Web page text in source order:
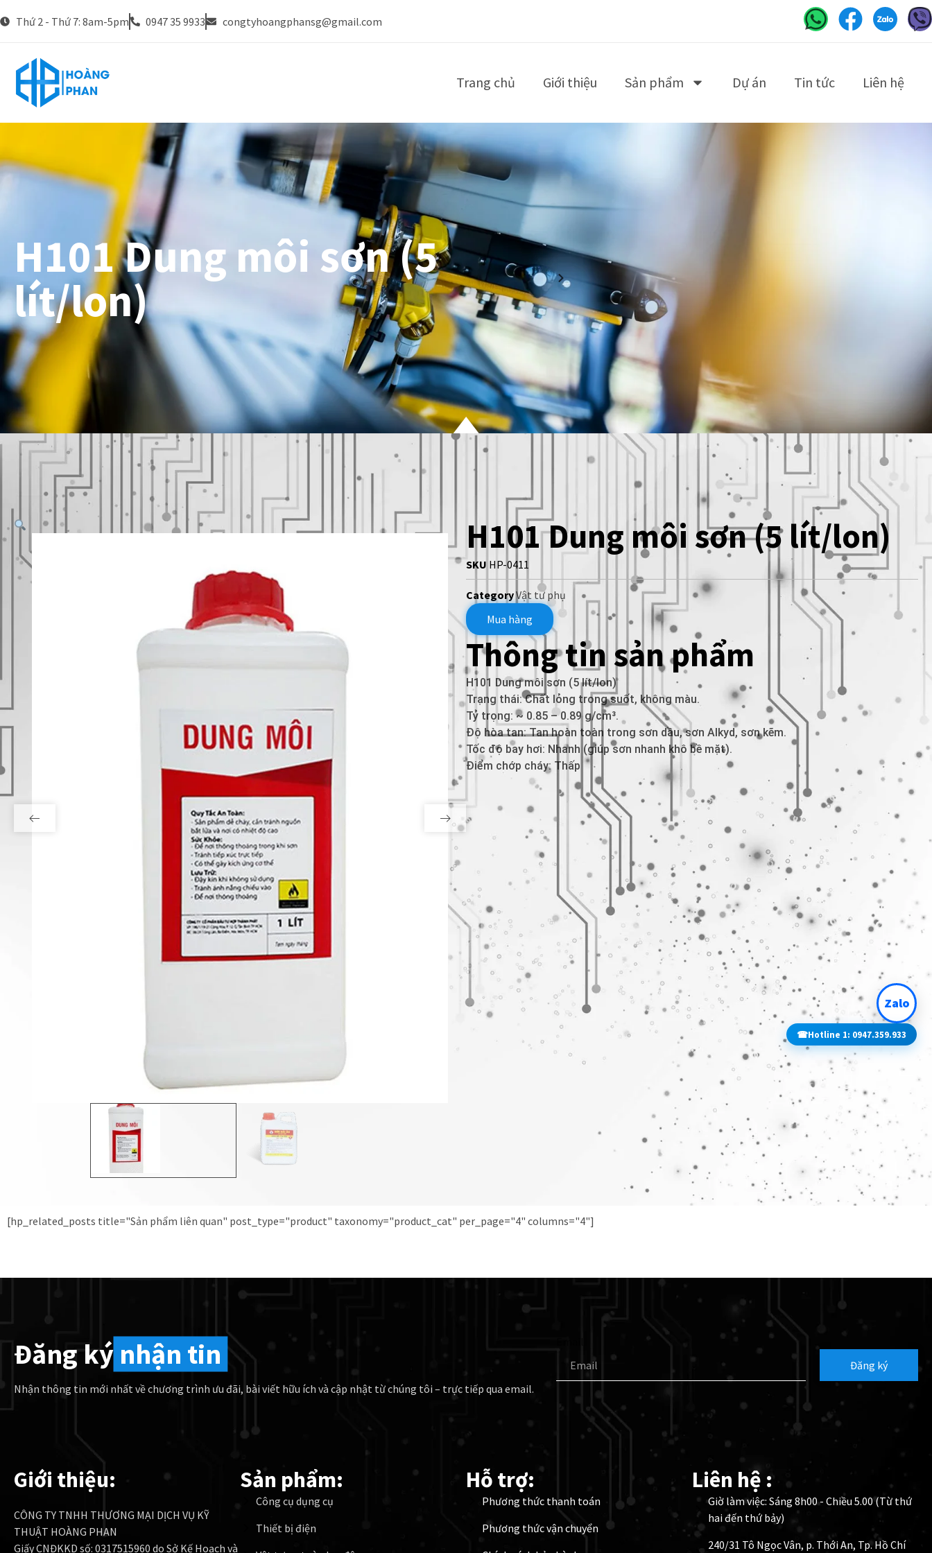
Thứ 2 - Thứ 7: 8am-5pm 0947 35 9933 congtyhoangphansg@gmail.com
Trang chủ Giới thiệu Sản phẩm Dự án Tin tức Liên hệ
H101 Dung môi sơn (5
lít/lon)
H101 Dung môi sơn (5 lít/lon)
SKU HP-0411
CategoryVật tư phụ
Mua hàng
Thông tin sản phẩm
H101 Dung môi sơn (5 lít/lon)
Trạng thái: Chất lỏng trong suốt, không màu.
Tỷ trọng: ~ 0.85 – 0.89 g/cm³.
Độ hòa tan: Tan hoàn toàn trong sơn dầu, sơn Alkyd, sơn kẽm.
Tốc độ bay hơi: Nhanh (giúp sơn nhanh khô bề mặt).
Điểm chớp cháy: Thấp
[hp_related_posts title="Sản phẩm liên quan" post_type="product" taxonomy="product_cat" per_page="4" columns="4"]
Đăng ký nhận tin
Nhận thông tin mới nhất về chương trình ưu đãi, bài viết hữu ích và cập nhật từ chúng tôi – trực tiếp qua email.
Đăng ký
Giới thiệu:
CÔNG TY TNHH THƯƠNG MẠI DỊCH VỤ KỸ
THUẬT HOÀNG PHAN
Giấy CNĐKKD số: 0317515960 do Sở Kế Hoạch và
Sản phẩm:
Công cụ dụng cụ
Thiết bị điện
Hỗ trợ:
Phương thức thanh toán
Phương thức vận chuyển
Liên hệ :
Giờ làm việc: Sáng 8h00 - Chiều 5.00 (Từ thứ
hai đến thứ bảy)
240/31 Tô Ngọc Vân, p. Thới An, Tp. Hồ Chí
Zalo
☎Hotline 1: 0947.359.933